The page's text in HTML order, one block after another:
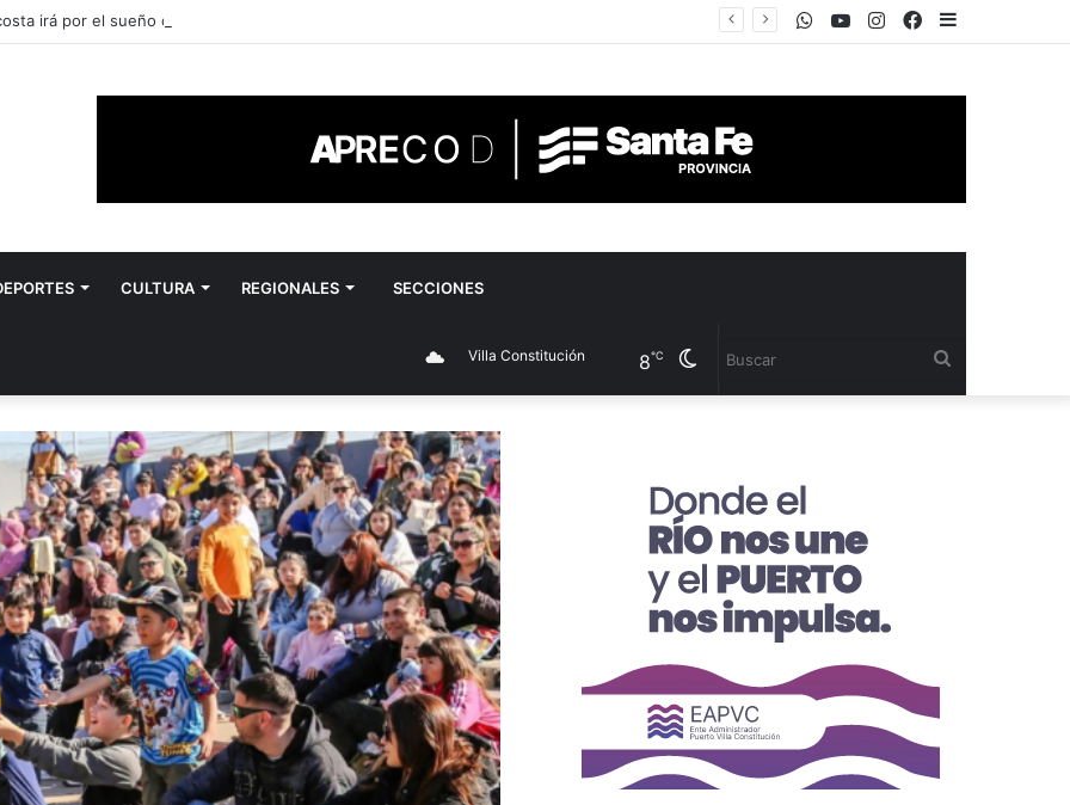
irá por el sueño de llegar al Nacional Facebook
Instagram
Youtube
WhatsApp
CULTURA REGIONALES SECCIONES
Cambiar
Villa Constitución 8℃